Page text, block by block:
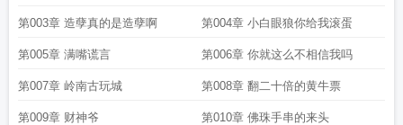
第003章 造孽真的是造孽啊 第004章 小白眼狼你给我滚蛋
第005章 满嘴谎言 第006章 你就这么不相信我吗
第007章 岭南古玩城 第008章 翻二十倍的黄牛票
第009章 财神爷 第010章 佛珠手串的来头